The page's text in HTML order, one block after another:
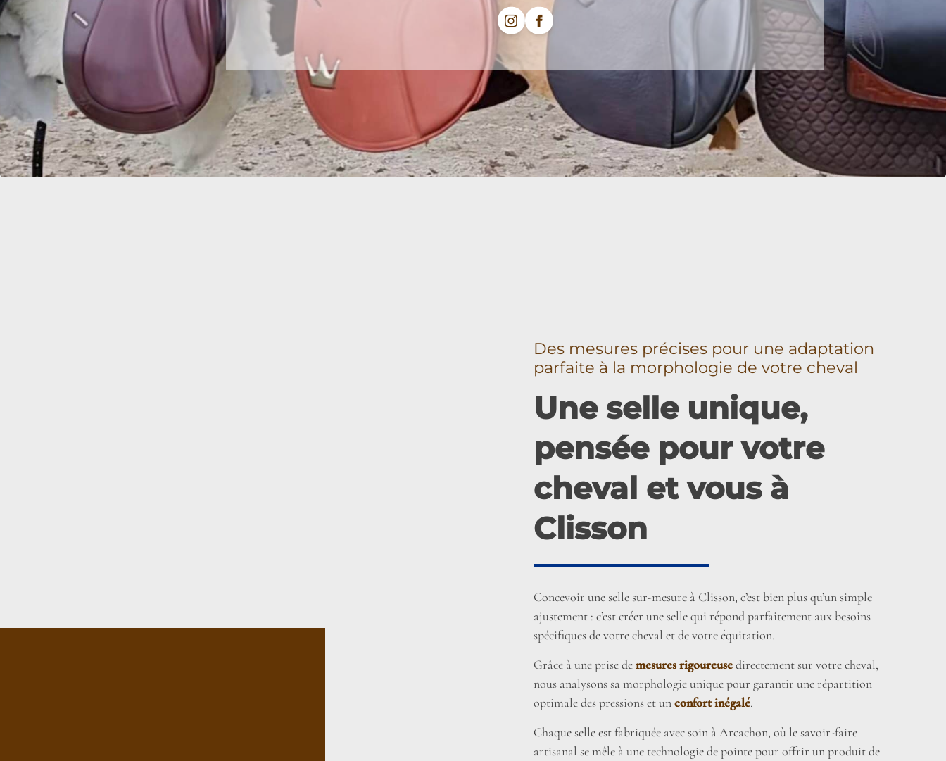
Des mesures précises pour une adaptation
parfaite à la morphologie de votre cheval
Une selle unique,
pensée pour votre
cheval et vous à
Clisson
Concevoir une selle sur-mesure à Clisson, c’est bien plus qu’un simple
ajustement : c’est créer une selle qui répond parfaitement aux besoins
spécifiques de votre cheval et de votre équitation.
Grâce à une prise demesures rigoureusedirectement sur votre cheval,
nous analysons sa morphologie unique pour garantir une répartition
optimale des pressions et unconfort inégalé.
Chaque selle est fabriquée avec soin à Arcachon, où le savoir-faire
artisanal se mêle à une technologie de pointe pour offrir un produit de